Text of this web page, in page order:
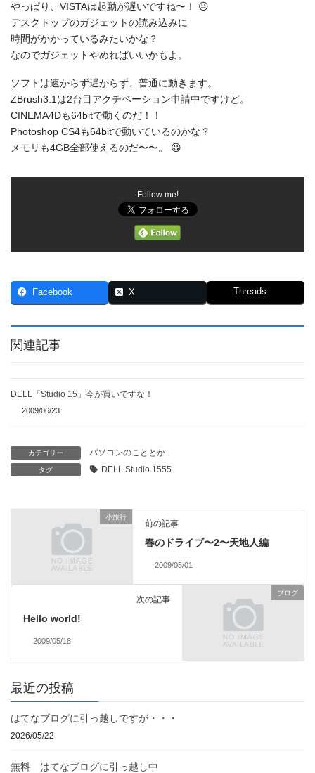
やっぱり、VISTAは起動が遅いですね〜！ 😐
デスクトップのガジェットの読み込みに
時間がかかっているみたいかな？
なのでガジェットやめればいいかもよ。
ソフトは速からず遅からず、普通に動きます。
ZBrush3.1は2台目アクチベーション申請中ですけど。
CINEMA4Dも64bitで動くのだ！！
Photoshop CS4も64bitで動いているのかな？
メモリも4GB全部使えるのだ〜〜。 😀
Follow me!
Facebook X Threads
関連記事
DELL「Studio 15」今が買いですな！
2009/06/23
カテゴリー パソコンのこととか
タグ DELL Studio 1555
小旅行
前の記事
春のドライブ〜2〜天地人編
2009/05/01
ブログ
次の記事
Hello world!
2009/05/18
最近の投稿
はてなブログに引っ越しですが・・・
2026/05/22
無料 はてなブログに引っ越し中